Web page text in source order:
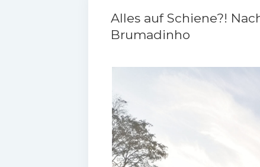
Alles auf Schiene?!
Brumadinho